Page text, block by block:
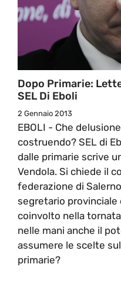
Dopo Primarie:
SEL Di Eboli
2 Gennaio 2013
EBOLI - Che
costruendo? SEL di
dalle primarie scrive
Vendola. Si chiede il
federazione di
segretario
coinvolto nella
nelle mani anche il
assumere le scelte
primarie?